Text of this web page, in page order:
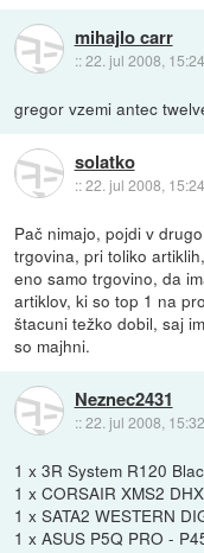
mihajlo carr
::22. jul 2008, 15:24
gregor vzemi antec
solatko
::22. jul 2008, 15:24
Pač nimajo, pojdi v
trgovina, pri toliko
eno samo trgovino, da
artiklov, ki so top 1 na
štacuni težko dobil, saj
so majhni.
Neznec2431
::22. jul 2008, 15:32
1 x 3R System R120
1 x CORSAIR XMS2
1 x SATA2 WESTERN
1 x ASUS P5Q PRO -